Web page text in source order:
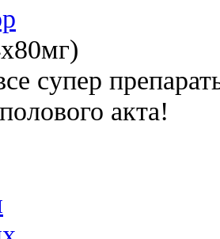
супер
акта!